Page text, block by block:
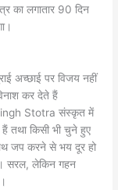
का लगातार 90 दिन
अच्छाई पर विजय नहीं
कर देते हैं
Stotra संस्कृत में
तथा किसी भी चुने हुए
जप करने से भय दूर हो
सरल, लेकिन गहन